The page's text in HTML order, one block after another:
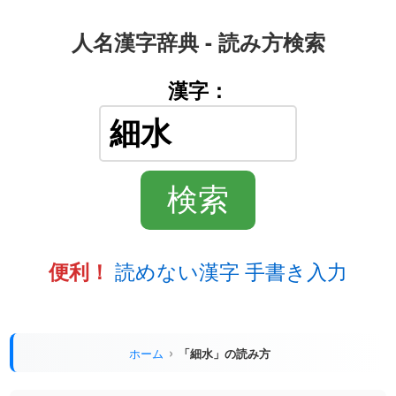
人名漢字辞典 - 読み方検索
漢字：
便利！ 読めない漢字 手書き入力
ホーム 「細水」の読み方